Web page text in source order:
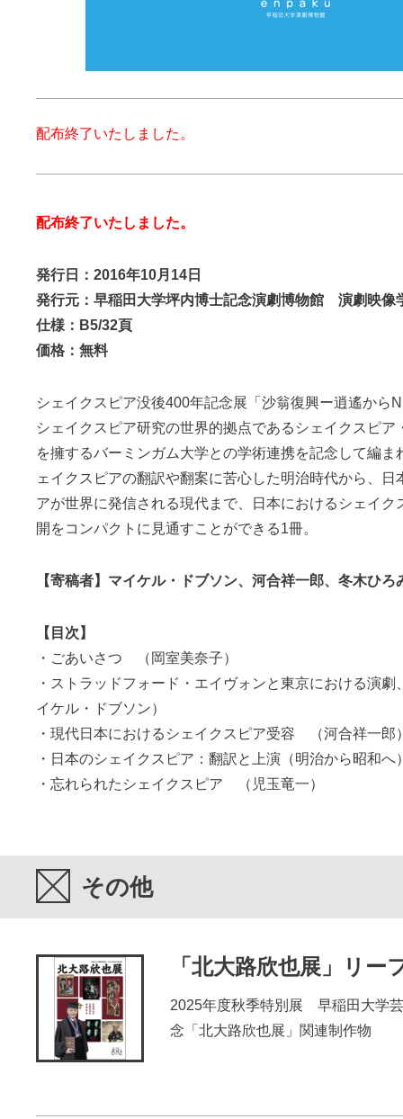
配布終了いたしました。
配布終了いたしました。
発行日：2016年10月14日
発行元：早稲田大学坪内博士記念演劇博物館 演劇映像
仕様：B5/32頁
価格：無料
シェイクスピア没後400年記念展「沙翁復興ー逍遙から
シェイクスピア研究の世界的拠点であるシェイクスピア
を擁するバーミンガム大学との学術連携を記念して編ま
ェイクスピアの翻訳や翻案に苦心した明治時代から、日
アが世界に発信される現代まで、日本におけるシェイク
開をコンパクトに見通すことができる1冊。
【寄稿者】マイケル・ドブソン、河合祥一郎、冬木ひろ
【目次】
・ごあいさつ （岡室美奈子）
・ストラッドフォード・エイヴォンと東京における演
イケル・ドブソン）
・現代日本におけるシェイクスピア受容 （河合祥一郎
・日本のシェイクスピア：翻訳と上演（明治から昭和へ
・忘れられたシェイクスピア （児玉竜一）
その他
「北大路欣也展」リー
2025年度秋季特別展 早稲田大学
念「北大路欣也展」関連制作物